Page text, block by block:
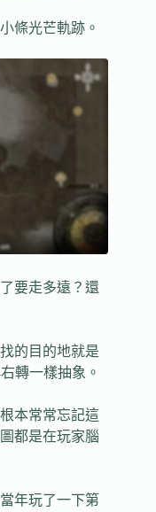
條光芒軌跡。
要走多遠？還
的目的地就是
轉一樣抽象。
本常常忘記這
都是在玩家腦
年玩了一下第